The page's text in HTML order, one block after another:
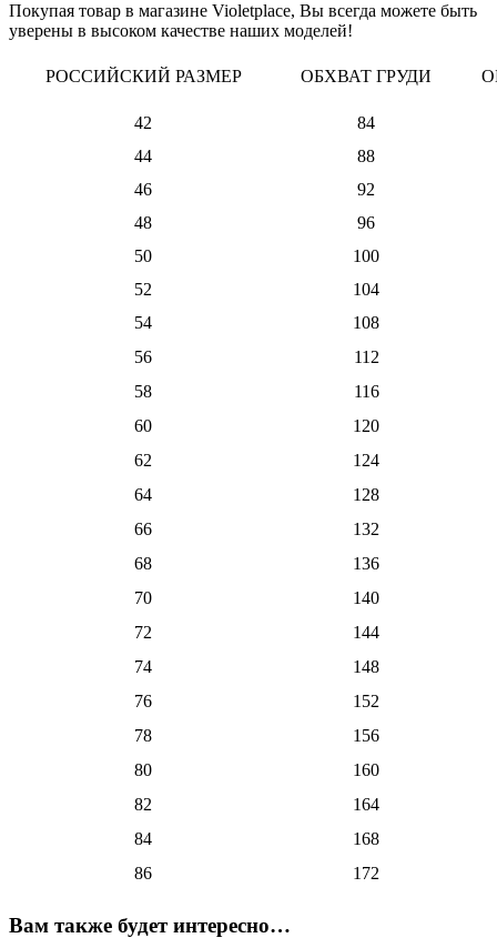
Покупая товар в магазине Violetplace, Вы всегда можете быть
уверены в высоком качестве наших моделей!
РОССИЙСКИЙ РАЗМЕР ОБХВАТ ГРУДИ
42
84
44
88
46
92
48
96
50
100
52
104
54
108
56
112
58
116
60
120
62
124
64
128
66
132
68
136
70
140
72
144
74
148
76
152
78
156
80
160
82
164
84
168
86
172
Вам также будет интересно…